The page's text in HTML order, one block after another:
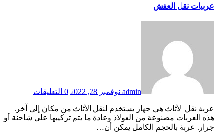
عربيات نقل العفش
admin نوفمبر 28, 2022 0 التعليقات
عربة نقل الأثاث هي جهاز يستخدم لنقل الأثاث من مكان إلى آخر.
هذه العربات مصنوعة من الفولاذ وعادة ما يتم تركيبها على شاحنة أو
جرار. عربة بالحجم الكامل يمكن أن…